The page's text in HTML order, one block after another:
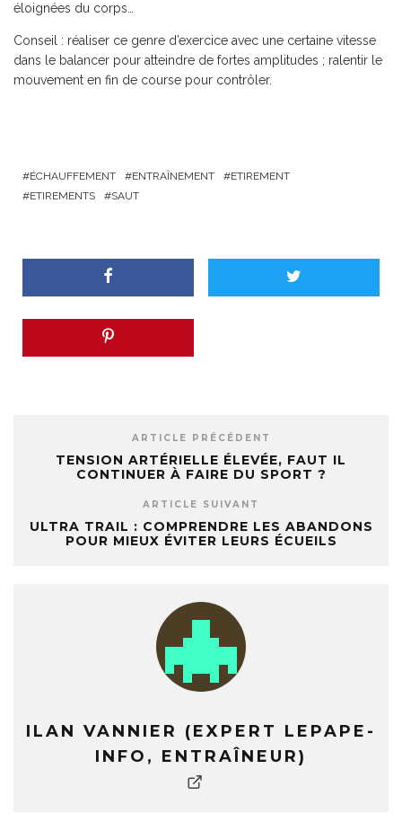
éloignées du corps…
Conseil : réaliser ce genre d’exercice avec une certaine vitesse
dans le balancer pour atteindre de fortes amplitudes ; ralentir le
mouvement en fin de course pour contrôler.
ÉCHAUFFEMENT ENTRAÎNEMENT
ETIREMENT
ETIREMENTS
SAUT
ARTICLE PRÉCÉDENT
TENSION ARTÉRIELLE ÉLEVÉE, FAUT IL
CONTINUER À FAIRE DU SPORT ?
ARTICLE SUIVANT
ULTRA TRAIL : COMPRENDRE LES ABANDONS
POUR MIEUX ÉVITER LEURS ÉCUEILS
ILAN VANNIER (EXPERT LEPAPE-
INFO, ENTRAÎNEUR)